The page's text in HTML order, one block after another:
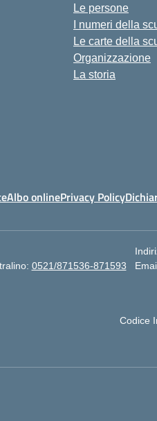
Le persone
I numeri della
Le carte della
Organizzazione
La storia
Albo onlinePrivacy Policy
0521/871536-871593
Codice